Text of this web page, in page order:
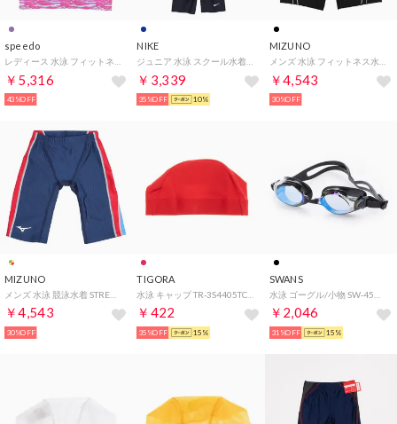
speedo
￥5,316
43%OFF
NIKE
￥3,339
35%OFF 10%
MIZUNO
￥4,543
30%OFF
MIZUNO
￥4,543
30%OFF
TIGORA
￥422
35%OFF 15%
SWANS
￥2,046
31%OFF 15%